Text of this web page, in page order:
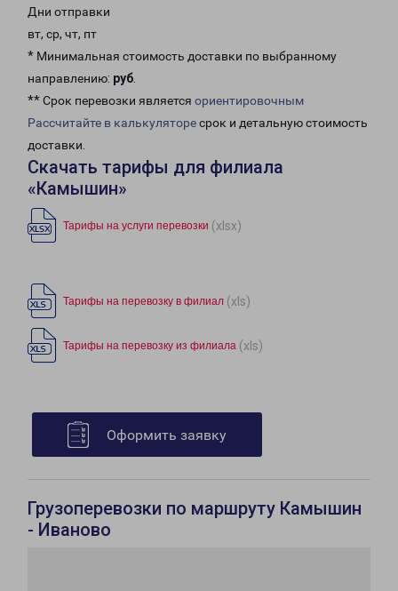
Дни отправки
вт, ср, чт, пт
* Минимальная стоимость доставки по выбранному
направлению: руб.
** Срок перевозки является ориентировочным
Рассчитайте в калькуляторесрок и детальную стоимость
доставки.
Скачать тарифы для филиала
«Камышин»
Тарифы на услуги перевозки (xlsx)
Тарифы на перевозку в филиал (xls)
Тарифы на перевозку из филиала (xls)
Оформить заявку
Грузоперевозки по маршруту Камышин
- Иваново